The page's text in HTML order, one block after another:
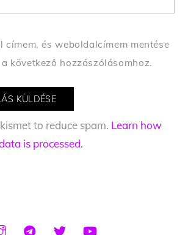
címem, és weboldalcímem mentése
következő hozzászólásomhoz.
to reduce spam. Learn how
is processed.